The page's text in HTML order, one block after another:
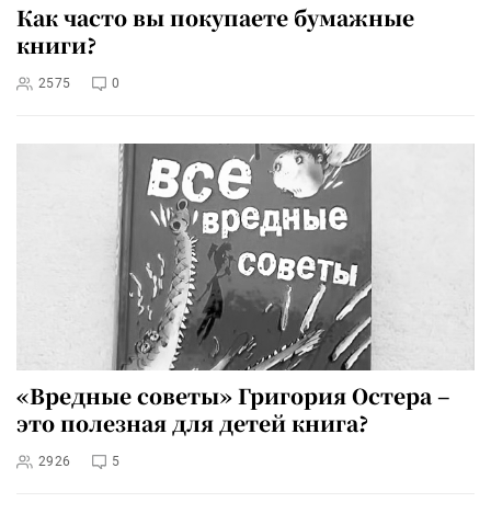
Как часто вы покупаете бумажные
книги?
2575 0
«Вредные советы» Григория Остера –
это полезная для детей книга?
2926 5